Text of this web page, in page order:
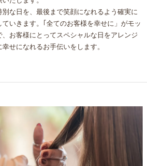
な日を、最後まで笑顔になれるよう確実に
いきます。｢全てのお客様を幸せに」がモッ
、お客様にとってスペシャルな日をアレンジ
せになれるお手伝いをします。